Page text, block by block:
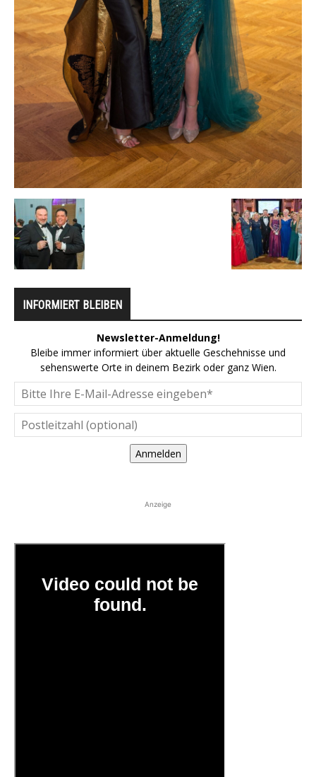
INFORMIERT BLEIBEN
Newsletter-Anmeldung!
Bleibe immer informiert über aktuelle Geschehnisse und
sehenswerte Orte in deinem Bezirk oder ganz Wien.
Anmelden
Anzeige